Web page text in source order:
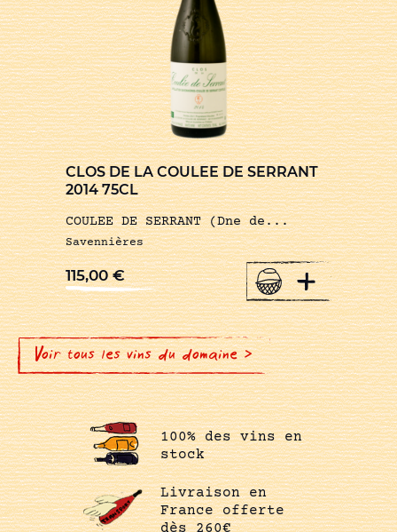
CLOS DE LA COULEE DE SERRANT
2014 75CL
COULEE DE SERRANT (Dne de...
Savennières
115,00€ +
Voir tous les vins du domaine >
100% des vins en
stock
Livraison en
France offerte
dès 260€